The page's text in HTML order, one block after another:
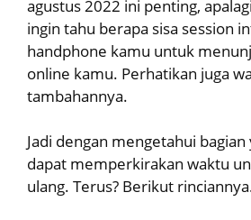
agustus 2022 ini penting,
ingin tahu berapa sisa session
handphone kamu untuk
online kamu. Perhatikan juga
tambahannya.
Jadi dengan mengetahui
dapat memperkirakan waktu
ulang. Terus? Berikut